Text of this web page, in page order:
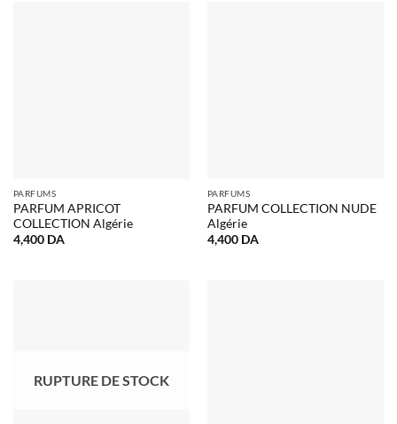
PARFUMS
PARFUM APRICOT
COLLECTION Algérie
4,400 DA
PARFUMS
PARFUM COLLECTION NUDE
Algérie
4,400 DA
RUPTURE DE STOCK